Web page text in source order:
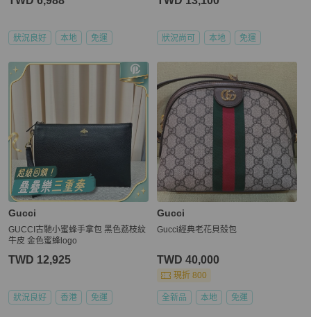
狀況良好 本地 免運 狀況尚可 本地 免運
Gucci
GUCCI古馳小蜜蜂手拿包 黑色荔枝紋
牛皮 金色蜜蜂logo
TWD 12,925
狀況良好 香港 免運
Gucci
Gucci經典老花貝殼包
TWD 40,000
現折 800
全新品 本地 免運